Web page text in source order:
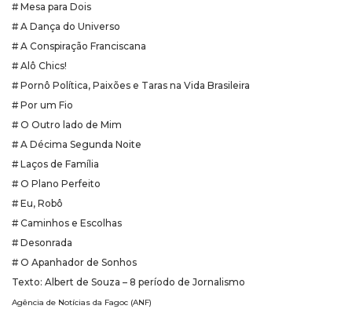
# Mesa para Dois
# A Dança do Universo
# A Conspiração Franciscana
# Alô Chics!
# Pornô Política, Paixões e Taras na Vida Brasileira
# Por um Fio
# O Outro lado de Mim
# A Décima Segunda Noite
# Laços de Família
# O Plano Perfeito
# Eu, Robô
# Caminhos e Escolhas
# Desonrada
# O Apanhador de Sonhos
Texto: Albert de Souza – 8 período de Jornalismo
Agência de Notícias da Fagoc (ANF)